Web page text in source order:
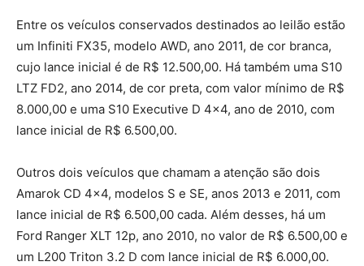
Entre os veículos conservados destinados ao leilão estão
um Infiniti FX35, modelo AWD, ano 2011, de cor branca,
cujo lance inicial é de R$ 12.500,00. Há também uma S10
LTZ FD2, ano 2014, de cor preta, com valor mínimo de R$
8.000,00 e uma S10 Executive D 4×4, ano de 2010, com
lance inicial de R$ 6.500,00.
Outros dois veículos que chamam a atenção são dois
Amarok CD 4×4, modelos S e SE, anos 2013 e 2011, com
lance inicial de R$ 6.500,00 cada. Além desses, há um
Ford Ranger XLT 12p, ano 2010, no valor de R$ 6.500,00 e
um L200 Triton 3.2 D com lance inicial de R$ 6.000,00.